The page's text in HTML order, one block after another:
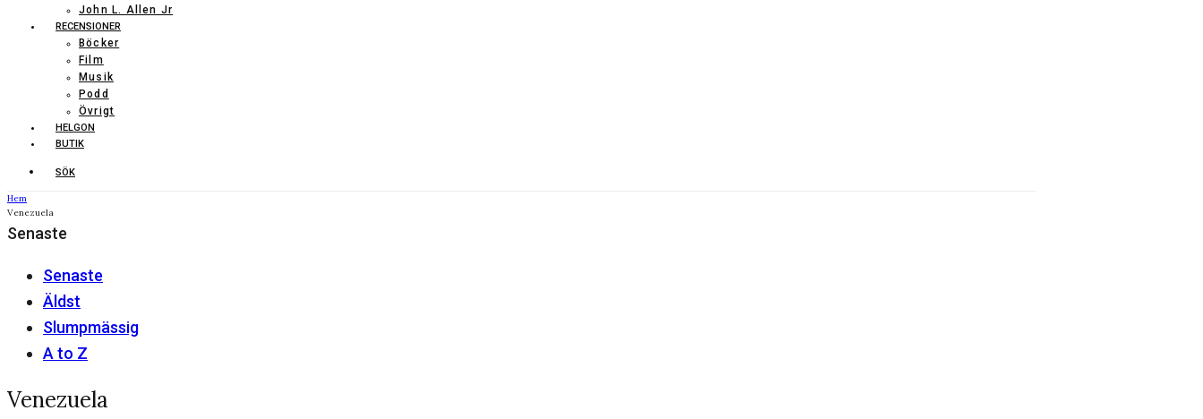
John L. Allen Jr
RECENSIONER
Böcker
Film
Musik
Podd
Övrigt
HELGON
BUTIK
SÖK
Hem
Venezuela
Senaste
Senaste
Äldst
Slumpmässig
A to Z
Venezuela